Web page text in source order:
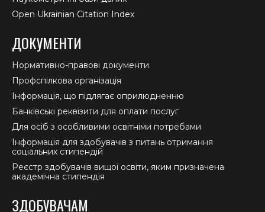
Open Ukrainian Citation Index
ДОКУМЕНТИ
Нормативно-правові документи
Профспілкова організація
Інформація, що підлягає оприлюдненню
Банківські реквізити для оплати послуг
Для осіб з особливими освітніми потребами
Інформація для здобувачів з питань отримання
соціальних стипендій
Реєстр здобувачів вищої освіти, яким призначена
академічна стипендія
ЗДОБУВАЧАМ